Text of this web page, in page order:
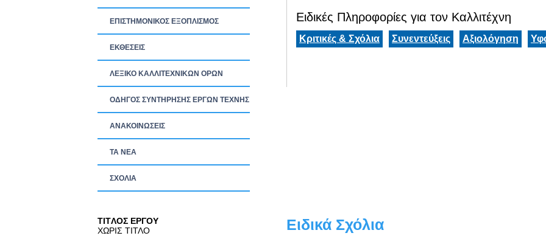
ΕΠΙΣΤΗΜΟΝΙΚΟΣ ΕΞΟΠΛΙΣΜΟΣ
ΕΚΘΕΣΕΙΣ
ΛΕΞΙΚΟ ΚΑΛΛΙΤΕΧΝΙΚΩΝ ΟΡΩΝ
ΟΔΗΓΟΣ ΣΥΝΤΗΡΗΣΗΣ ΕΡΓΩΝ ΤΕΧΝΗΣ
ΑΝΑΚΟΙΝΩΣΕΙΣ
ΤΑ ΝEΑ
ΣΧΟΛΙΑ
Ειδικές Πληροφορίες για τον Καλλιτέχνη
Κριτικές & Σχόλια Συνεντεύξεις Αξιολόγηση
TITΛΟΣ ΕΡΓΟΥ
ΧΩΡΙΣ ΤΙΤΛΟ
Ειδικά Σχόλια